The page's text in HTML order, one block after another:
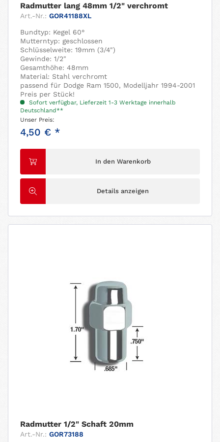
Radmutter lang 48mm 1/2" verchromt
Art.-Nr.: GOR41188XL
Bundtyp: Kegel 60°
Mutterntyp: geschlossen
Schlüsselweite: 19mm (3/4")
Gewinde: 1/2"
Gesamthöhe: 48mm
Material: Stahl verchromt
passend für Dodge Ram 1500, Modelljahr 1994-2001
Preis per Stück!
Sofort verfügbar, Lieferzeit 1-3 Werktage innerhalb
Deutschland**
Unser Preis:
4,50 € *
In den Warenkorb
Details anzeigen
Radmutter 1/2" Schaft 20mm
Art.-Nr.: GOR73188